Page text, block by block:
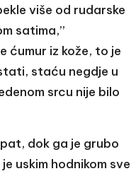
više od rudarske
satima,”
ćumur iz kože, to je
staću negdje u
srcu nije bilo
dok ga je grubo
uskim hodnikom sve